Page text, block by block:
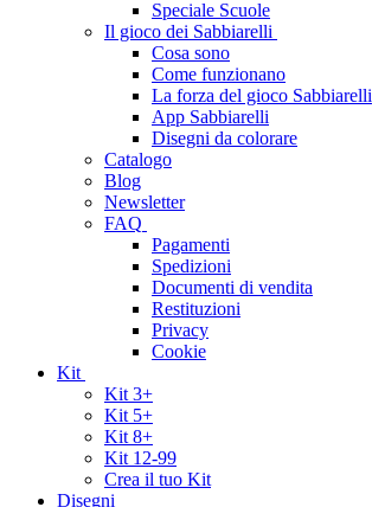
Speciale Scuole
Il gioco dei Sabbiarelli
Cosa sono
Come funzionano
La forza del gioco Sabbiarelli
App Sabbiarelli
Disegni da colorare
Catalogo
Blog
Newsletter
FAQ
Pagamenti
Spedizioni
Documenti di vendita
Restituzioni
Privacy
Cookie
Kit
Kit 3+
Kit 5+
Kit 8+
Kit 12-99
Crea il tuo Kit
Disegni